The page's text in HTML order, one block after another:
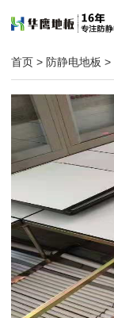
首页 > 防静电地板 >